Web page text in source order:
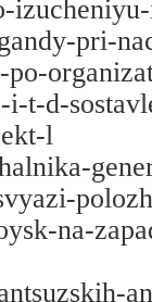
pri-
t-d-
l
na-